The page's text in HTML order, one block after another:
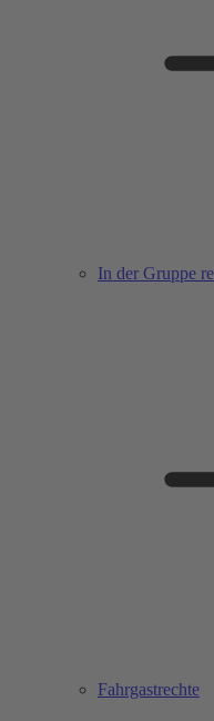
In der Gruppe
Fahrgastrechte